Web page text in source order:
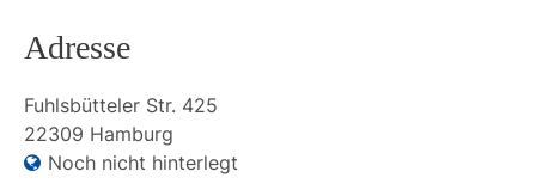
Adresse
Fuhlsbütteler Str. 425
22309 Hamburg
Noch nicht hinterlegt